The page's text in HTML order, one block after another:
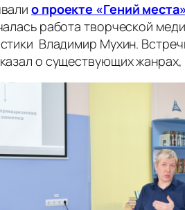
о проекте «Гений места»
работа творческой
Владимир Мухин.
о существующих жанрах,